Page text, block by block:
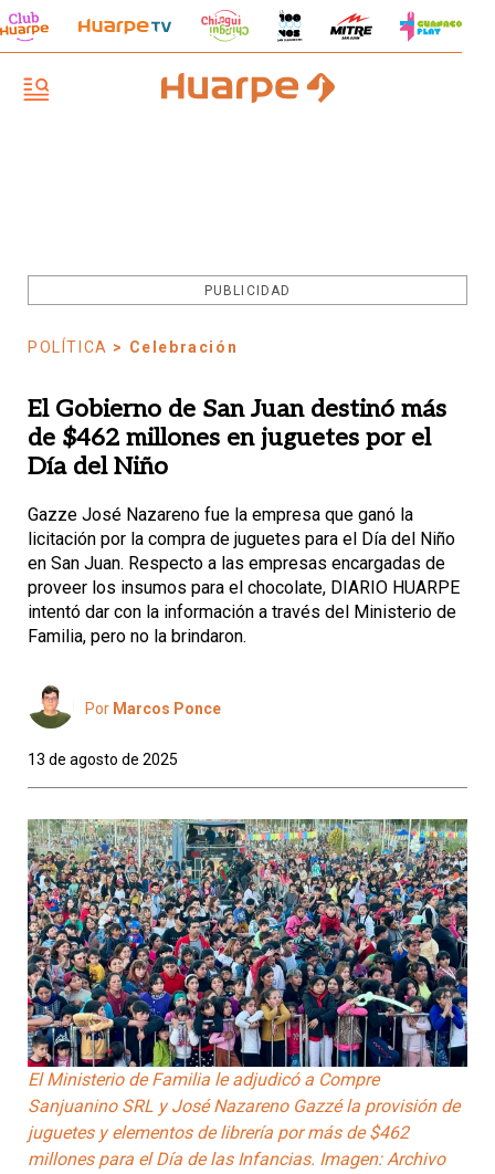
PUBLICIDAD
POLÍTICA > Celebración
El Gobierno de San Juan destinó más
de $462 millones en juguetes por el
Día del Niño
Gazze José Nazareno fue la empresa que ganó la
licitación por la compra de juguetes para el Día del Niño
en San Juan. Respecto a las empresas encargadas de
proveer los insumos para el chocolate, DIARIO HUARPE
intentó dar con la información a través del Ministerio de
Familia, pero no la brindaron.
Por Marcos Ponce
13 de agosto de 2025
El Ministerio de Familia le adjudicó a Compre
Sanjuanino SRL y José Nazareno Gazzé la provisión de
juguetes y elementos de librería por más de $462
millones para el Día de las Infancias. Imagen: Archivo